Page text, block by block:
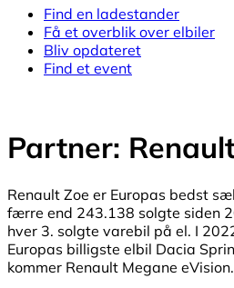
Find en ladestander
Få et overblik over elbiler
Bliv opdateret
Find et event
Partner:
Renault Zoe er Europas bedst
færre end 243.138 solgte siden
hver 3. solgte varebil på el. I
Europas billigste elbil Dacia
kommer Renault Megane eVision.